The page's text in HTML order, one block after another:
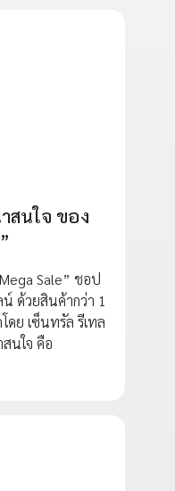
สนใจ ของ
Sale” ชอป
ด้วยสินค้ากว่า 1
ดย เซ็นทรัล รีเทล
นใจ คือ